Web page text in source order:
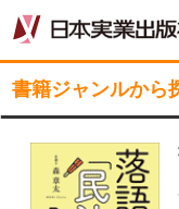
書籍ジャンルから